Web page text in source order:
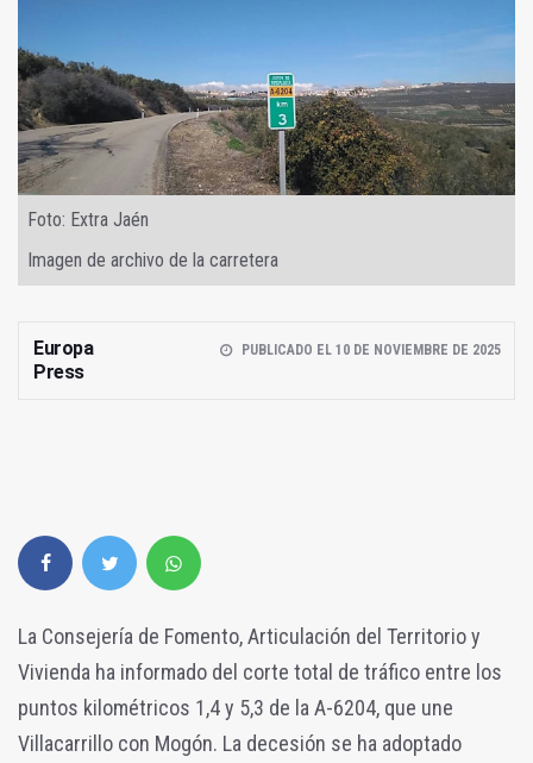
Foto: Extra Jaén
Imagen de archivo de la carretera
Europa
Press
PUBLICADO EL 10 DE NOVIEMBRE DE 2025
La Consejería de Fomento, Articulación del Territorio y
Vivienda ha informado del corte total de tráfico entre los
puntos kilométricos 1,4 y 5,3 de la A-6204, que une
Villacarrillo con Mogón. La decesión se ha adoptado